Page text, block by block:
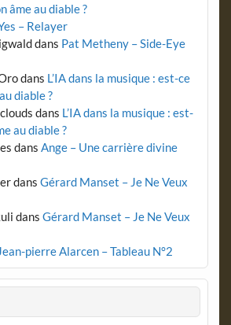
âme au diable ?
– Relayer
dans Pat Metheny – Side-Eye
dans L’IA dans la musique : est-ce
diable ?
dans L’IA dans la musique : est-
au diable ?
dans Ange – Une carrière divine
dans Gérard Manset – Je Ne Veux
dans Gérard Manset – Je Ne Veux
pierre Alarcen – Tableau N°2